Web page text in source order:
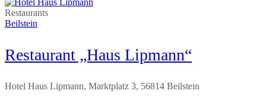
Restaurants
Beilstein
Restaurant „Haus Lipmann“
Hotel Haus Lipmann, Marktplatz 3, 56814 Beilstein